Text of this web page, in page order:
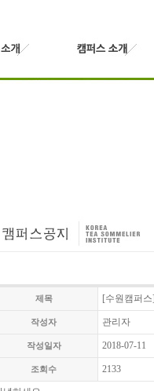
제목 [수원캠퍼
작성자 관리자
작성일자 2018-07-11
조회수 2133